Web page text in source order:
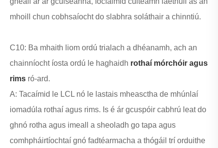
mhoill chun cobhsaíocht do slabhra soláthair a chinntiú.
C10: Ba mhaith liom ordú trialach a dhéanamh, ach an
chainníocht íosta ordú le haghaidh rothaí mórchóir agus
rims ró-ard.
A: Tacaímid le LCL nó le lastais mheasctha de mhúnlaí
iomadúla rothaí agus rims. Is é ár gcuspóir cabhrú leat do
ghnó rotha agus imeall a sheoladh go tapa agus
comhpháirtíochtaí gnó fadtéarmacha a thógáil trí orduithe